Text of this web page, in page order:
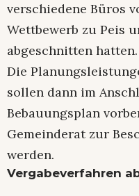
verschiedene Büros
Wettbewerb zu Peis
abgeschnitten hatten.
Die
sollen dann im
Bebauungsplan
Gemeinderat zur
werden.
Vergabeverfahren